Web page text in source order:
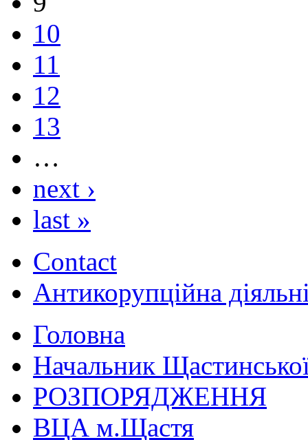
10
11
12
13
…
next ›
last »
Contact
Антикорупційна
Головна
Начальник
РОЗПОРЯДЖЕННЯ
ВЦА м.Щастя